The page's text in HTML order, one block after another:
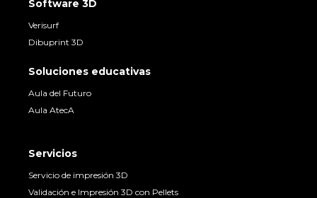
Software 3D
Verisurf
Dibuprint 3D
Soluciones educativas
Aula del Futuro
Aula AtecA
Servicios
Servicio de impresión 3D
Validación e Impresión 3D con Pellets